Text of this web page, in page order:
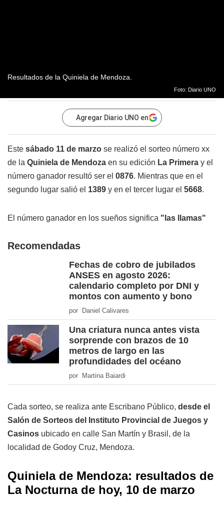
Resultados de la Quiniela de Mendoza.
Foto: Diario UNO
Agregar Diario UNO en
Este sábado 11 de marzo se realizó el sorteo número xx
de la Quiniela de Mendoza en su edición La Primera y el
número ganador resultó ser el 0876. Mientras que en el
segundo lugar salió el 1389 y en el tercer lugar el 5668.
El número ganador en los sueños significa "las llamas"
Recomendadas
Fechas de cobro de jubilados
ANSES en agosto 2026:
calendario completo por DNI y
montos con aumento y bono
por Daniel Calivares
Una criatura nunca antes vista
sorprende con brazos de 10
metros de largo en las
profundidades del océano
por Martina Baiardi
Cada sorteo, se realiza ante Escribano Público, desde el
Salón de Sorteos del Instituto Provincial de Juegos y
Casinos ubicado en calle San Martín y Brasil, de la
localidad de Godoy Cruz, Mendoza.
Quiniela de Mendoza: resultados de
La Nocturna de hoy, 10 de marzo